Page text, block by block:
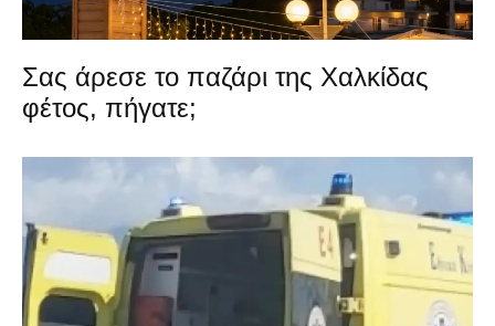
Σας άρεσε το παζάρι της Χαλκίδας
φέτος, πήγατε;